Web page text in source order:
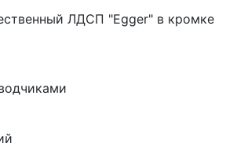
ЛДСП "Egger" в кромке